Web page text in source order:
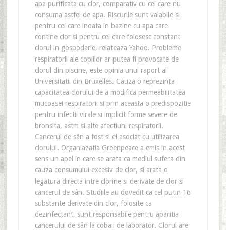
apa purificata cu clor, comparativ cu cei care nu
consuma astfel de apa. Riscurile sunt valabile si
pentru cei care inoata in bazine cu apa care
contine clor si pentru cei care folosesc constant
clorul in gospodarie, relateaza Yahoo. Probleme
respiratorii ale copiilor ar putea fi provocate de
clorul din piscine, este opinia unui raport al
Universitatii din Bruxelles. Cauza o reprezinta
capacitatea clorului de a modifica permeabilitatea
mucoasei respiratorii si prin aceasta o predispozitie
pentru infectii virale si implicit forme severe de
bronsita, astm si alte afectiuni respiratorii.
Cancerul de sân a fost si el asociat cu utilizarea
clorului. Organiazatia Greenpeace a emis in acest
sens un apel in care se arata ca mediul sufera din
cauza consumului excesiv de clor, si arata o
legatura directa intre clorine si derivate de clor si
cancerul de sân. Studiile au dovedit ca cel putin 16
substante derivate din clor, folosite ca
dezinfectant, sunt responsabile pentru aparitia
cancerului de sân la cobaii de laborator. Clorul are